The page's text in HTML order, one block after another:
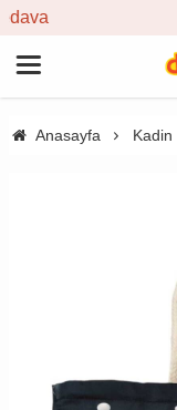
Anasayfa Kadin